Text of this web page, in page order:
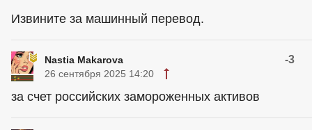
Извините за машинный перевод.
Nastia Makarova -3
26 сентября 2025 14:20
за счет российских замороженных активов